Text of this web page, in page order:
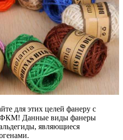
для этих целей фанеру с
Данные виды фанеры
являющиеся